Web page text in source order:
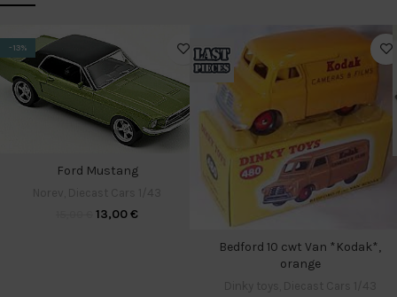
-13%
Ford Mustang
13,00€
Bedford 10 cwt Van *Kodak*,
orange